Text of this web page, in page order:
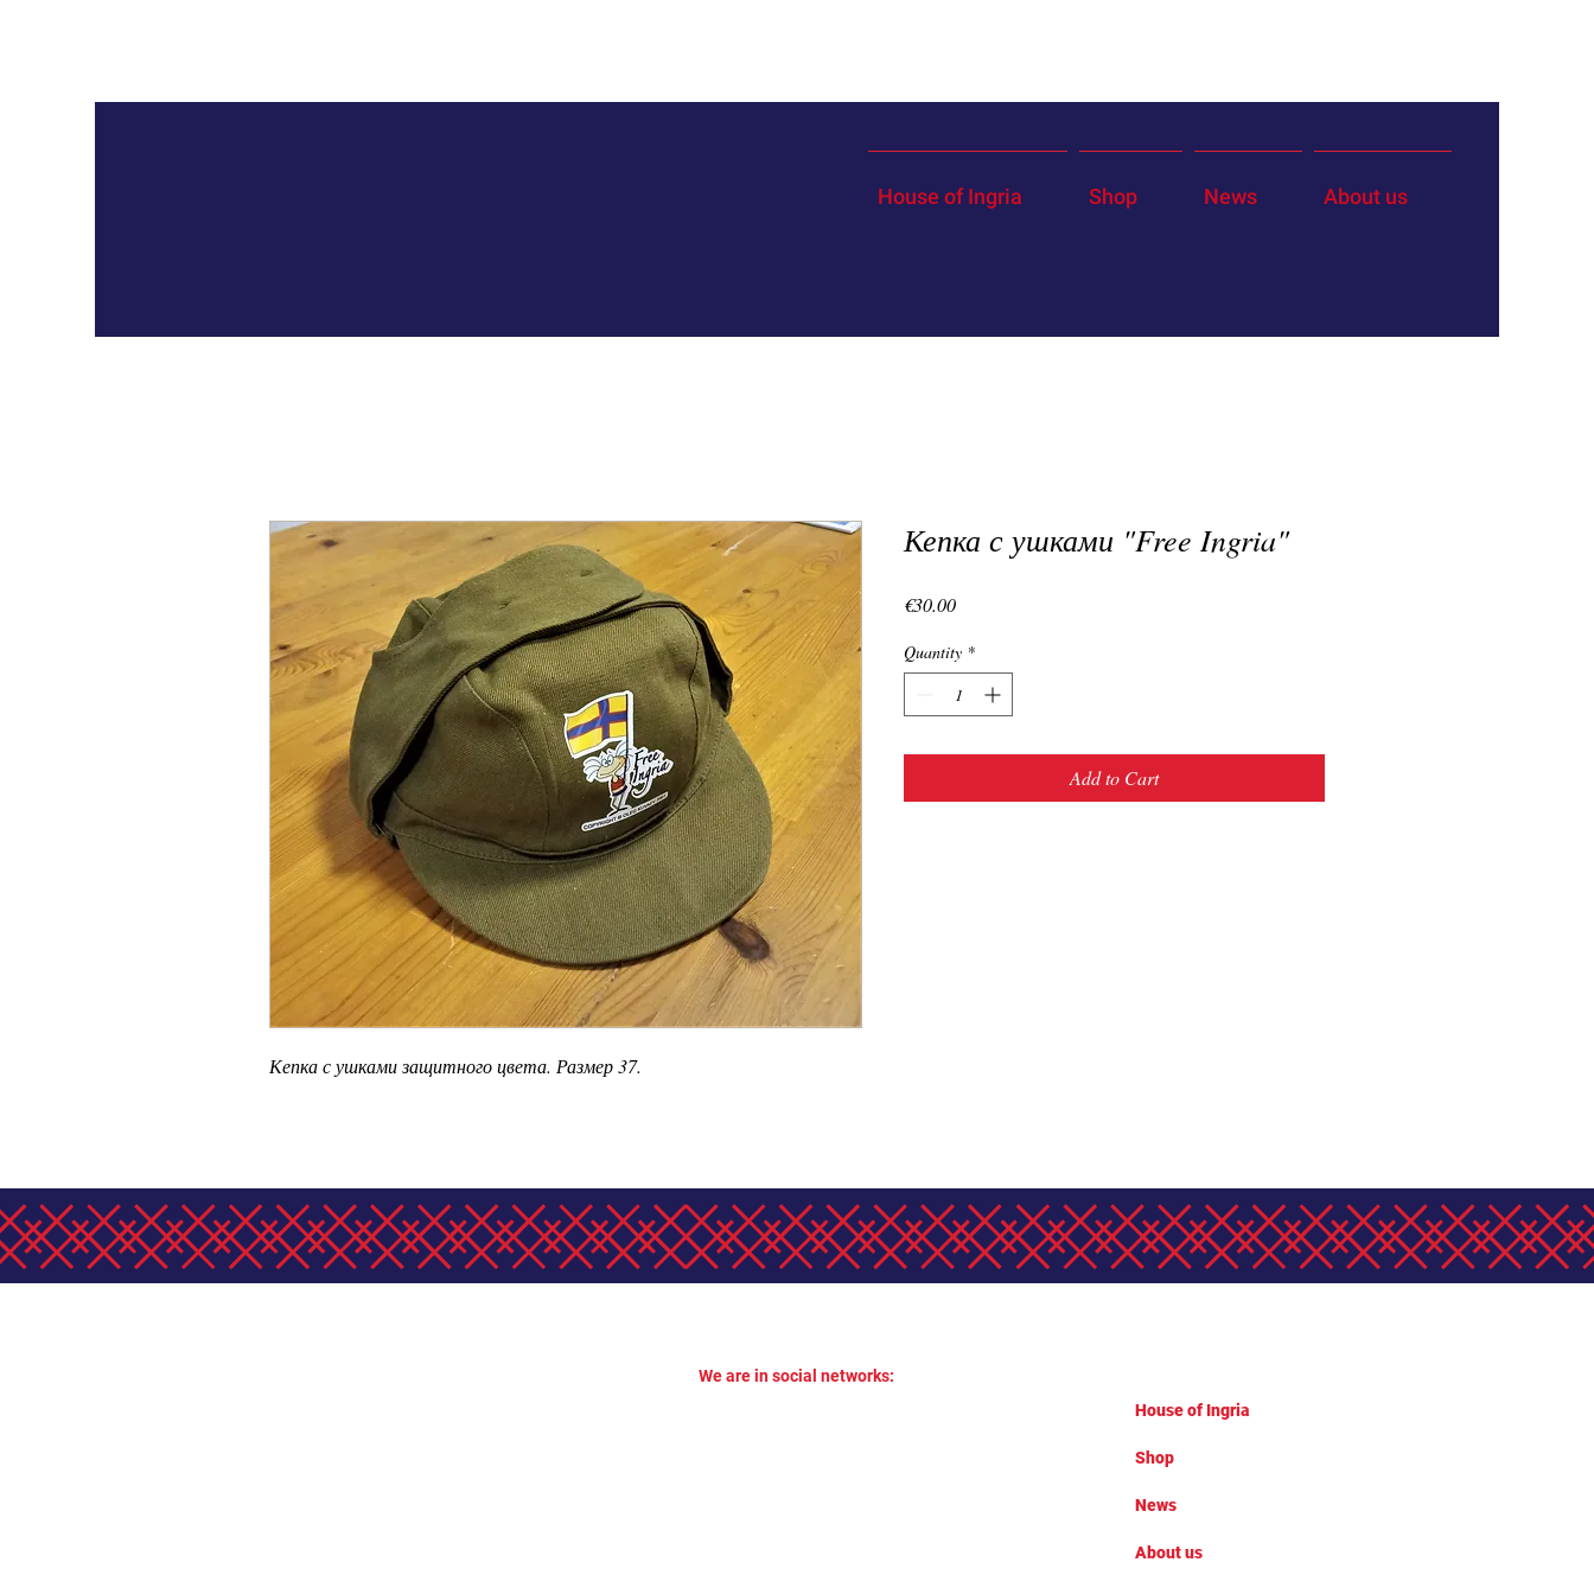
House of Ingria Shop News About us
Кепка с ушками защитного цвета. Размер 37.
Кепка с ушками "Free Ingria"
€30.00Price
Quantity *
Add to Cart
We are in social networks:
House of Ingria
Shop
News
About us